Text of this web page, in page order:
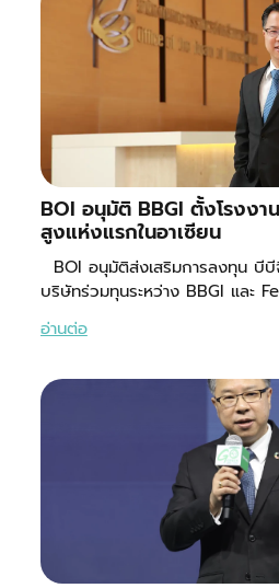
BOI อนุมัติ BBGI ตั้งโรงงา
สูงแห่งแรกในอาเซียน
BOI อนุมัติส่งเสริมการลงทุน บีบี
บริษัทร่วมทุนระหว่าง BBGI และ
อ่านต่อ